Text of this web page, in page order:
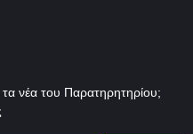
νέα του Παρατηρητηρίου;